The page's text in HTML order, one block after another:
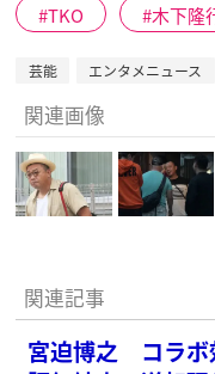
TKO 木下隆
芸能 エンタメニュース
関連画像
関連記事
宮迫博之 コラボ